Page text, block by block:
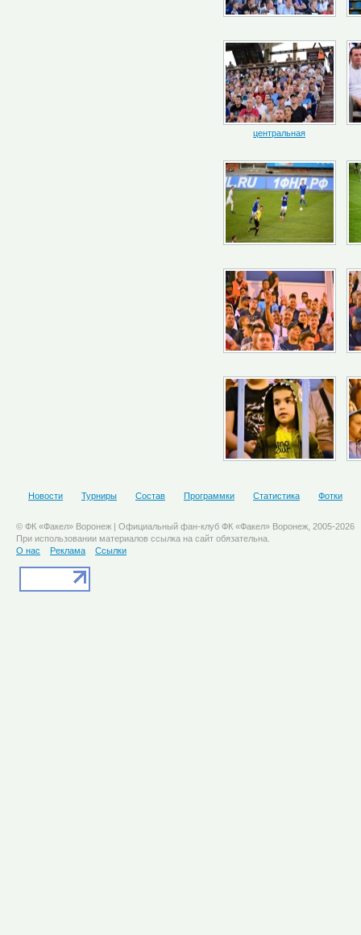
центральная
Новости Турниры Состав Программки Статистика Фотки
© ФК «Факел» Воронеж | Официальный фан-клуб ФК «Факел» Воронеж, 2005-2026
При использовании материалов ссылка на сайт обязательна.
О нас
Реклама Ссылки